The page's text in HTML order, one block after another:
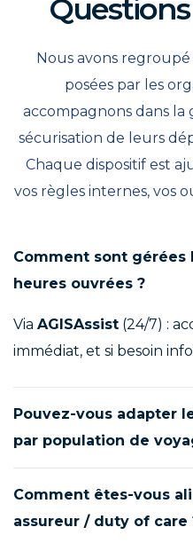
Nous avons
posées par les
accompagnons dans la
sécurisation de leurs
Chaque dispositif est
vos règles internes, vos
Comment sont gérées
heures ouvrées ?
Via AGISAssist (24/7) :
immédiat, et si besoin
Pouvez-vous adapter
par population de
Comment êtes-vous
assureur / duty of care